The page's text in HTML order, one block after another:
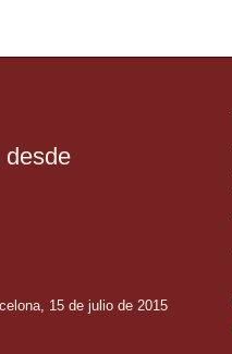
desde
15 de julio de 2015